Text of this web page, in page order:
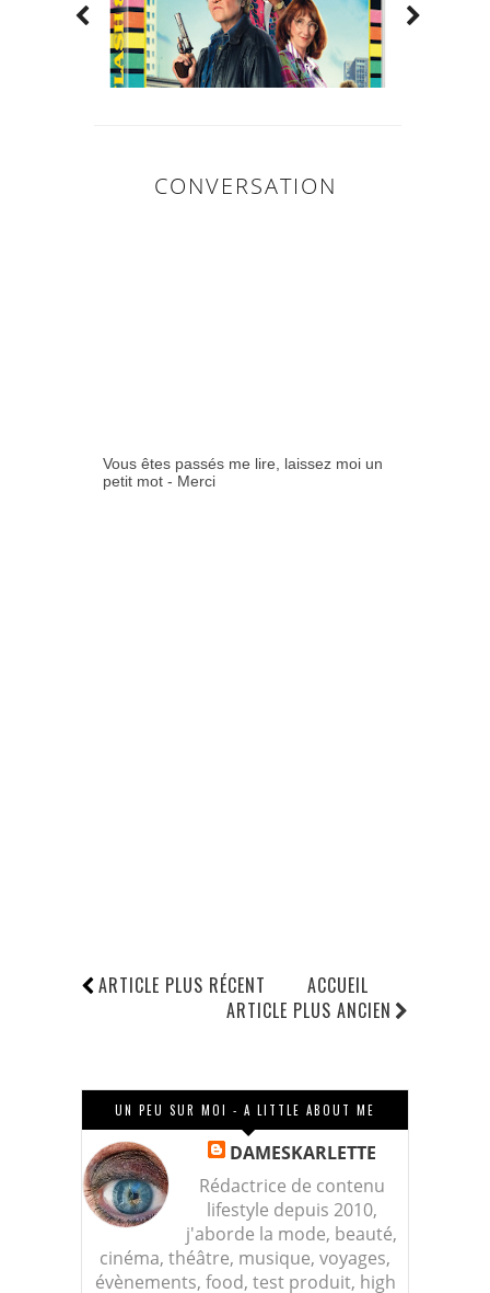
CONVERSATION
Vous êtes passés me lire, laissez moi un
petit mot - Merci
ARTICLE PLUS RÉCENT
ARTICLE PLUS ANCIEN
ACCUEIL
UN PEU SUR MOI - A LITTLE ABOUT ME
DAMESKARLETTE
Rédactrice de contenu
lifestyle depuis 2010,
j'aborde la mode, beauté,
cinéma, théâtre, musique, voyages,
évènements, food, test produit, high